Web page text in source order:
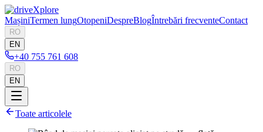
MașiniTermen lungOtopeniDespreBlogÎntrebări frecventeContact
RO
EN
+40 755 761 608
RO
EN
Toate articolele